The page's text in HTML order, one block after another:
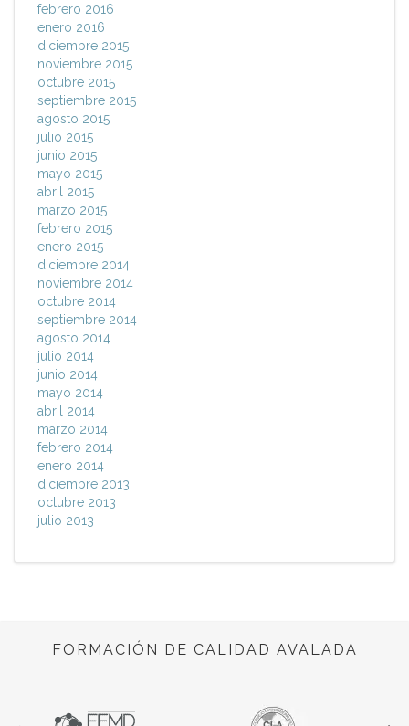
febrero 2016
enero 2016
diciembre 2015
noviembre 2015
octubre 2015
septiembre 2015
agosto 2015
julio 2015
junio 2015
mayo 2015
abril 2015
marzo 2015
febrero 2015
enero 2015
diciembre 2014
noviembre 2014
octubre 2014
septiembre 2014
agosto 2014
julio 2014
junio 2014
mayo 2014
abril 2014
marzo 2014
febrero 2014
enero 2014
diciembre 2013
octubre 2013
julio 2013
FORMACIÓN DE CALIDAD AVALADA